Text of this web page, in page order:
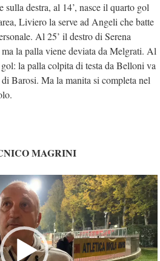
sulla destra, al 14’, nasce il quarto gol
Liviero la serve ad Angeli che batte
Al 25’ il destro di Serena
la palla viene deviata da Melgrati. Al
la palla colpita di testa da Belloni va
Barosi. Ma la manita si completa nel
MAGRINI